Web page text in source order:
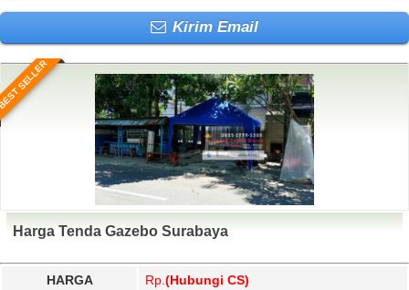
Kirim Email
SELLER
Harga Tenda Gazebo Surabaya
HARGA Rp. (Hubungi CS)